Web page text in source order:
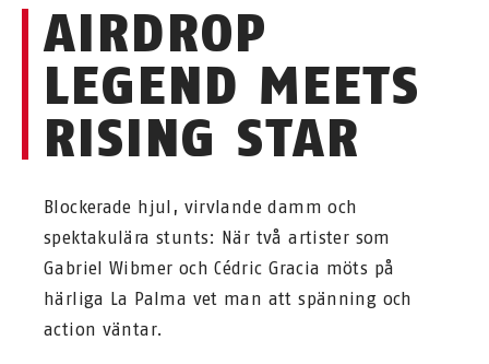
AIRDROP
LEGEND MEETS
RISING STAR
Blockerade hjul, virvlande damm och
spektakulära stunts: När två artister som
Gabriel Wibmer och Cédric Gracia möts på
härliga La Palma vet man att spänning och
action väntar.